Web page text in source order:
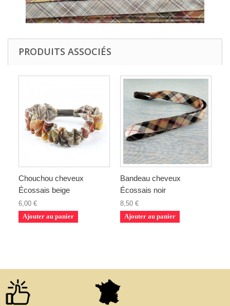
PRODUITS ASSOCIÉS
Chouchou cheveux
Écossais beige
6,00 €
Ajouter au panier
Bandeau cheveux
Écossais noir
8,50 €
Ajouter au panier